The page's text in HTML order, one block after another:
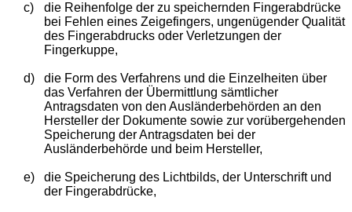
c)
die Reihenfolge der zu speichernden Fingerabdrücke
bei Fehlen eines Zeigefingers, ungenügender Qualität
des Fingerabdrucks oder Verletzungen der
Fingerkuppe,
d)
die Form des Verfahrens und die Einzelheiten über
das Verfahren der Übermittlung sämtlicher
Antragsdaten von den Ausländerbehörden an den
Hersteller der Dokumente sowie zur vorübergehenden
Speicherung der Antragsdaten bei der
Ausländerbehörde und beim Hersteller,
e)
die Speicherung des Lichtbilds, der Unterschrift und
der Fingerabdrücke,